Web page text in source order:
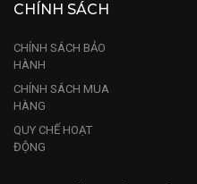
CHÍNH SÁCH
CHÍNH SÁCH BẢO
HÀNH
CHÍNH SÁCH MUA
HÀNG
QUY CHẾ HOẠT
ĐỘNG